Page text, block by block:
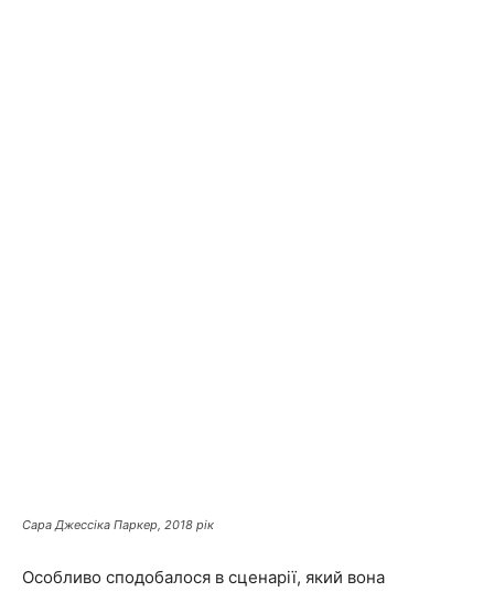
Сара Джессіка Паркер, 2018 рік
Особливо сподобалося в сценарії, який вона